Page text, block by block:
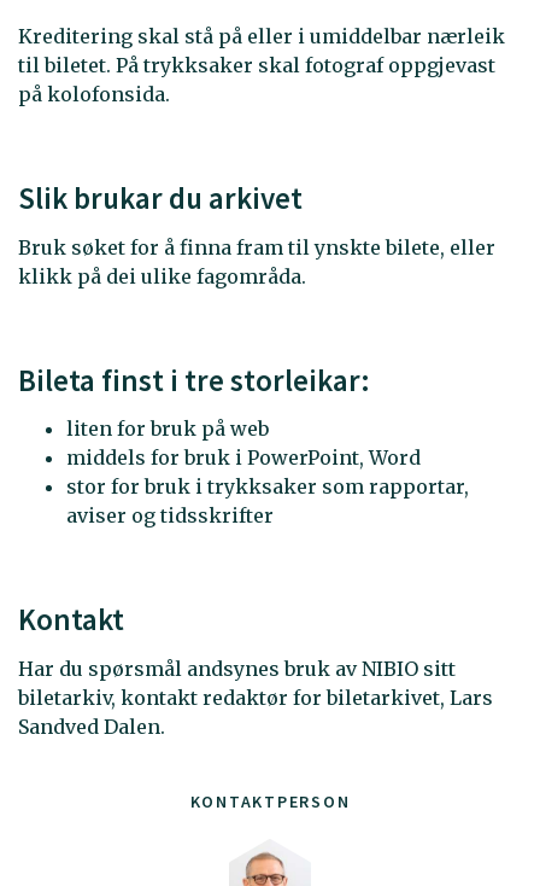
Kreditering skal stå på eller i umiddelbar nærleik
til biletet. På trykksaker skal fotograf oppgjevast
på kolofonsida.
Slik brukar du arkivet
Bruk søket for å finna fram til ynskte bilete, eller
klikk på dei ulike fagområda.
Bileta finst i tre storleikar:
liten for bruk på web
middels for bruk i PowerPoint, Word
stor for bruk i trykksaker som rapportar,
aviser og tidsskrifter
Kontakt
Har du spørsmål andsynes bruk av NIBIO sitt
biletarkiv, kontakt redaktør for biletarkivet, Lars
Sandved Dalen.
KONTAKTPERSON